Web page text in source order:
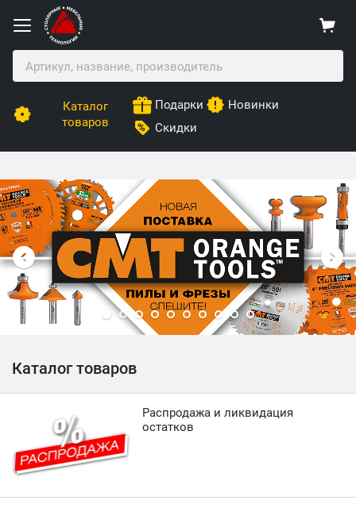
Каталог
товаров
Подарки
Новинки
Скидки
Столярные Мебельные Технологии
Каталог товаров
Распродажа и ликвидация
остатков